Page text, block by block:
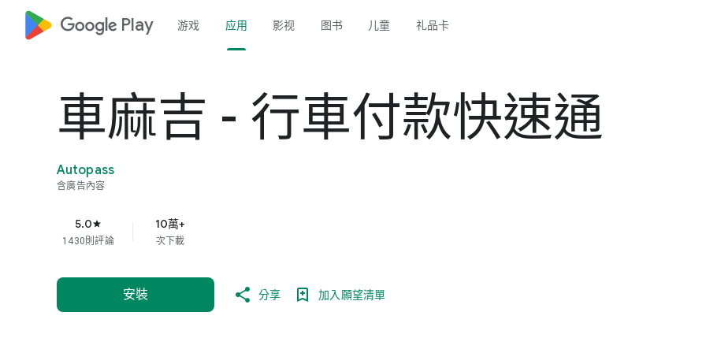
google_logo Play 游戏 应用 影视 图书 儿童 礼品卡
車麻吉 - 行車付款快速通
Autopass
含廣告內容
5.0star
1430則評論
10萬+
次下載
安裝 分享 加入願望清單